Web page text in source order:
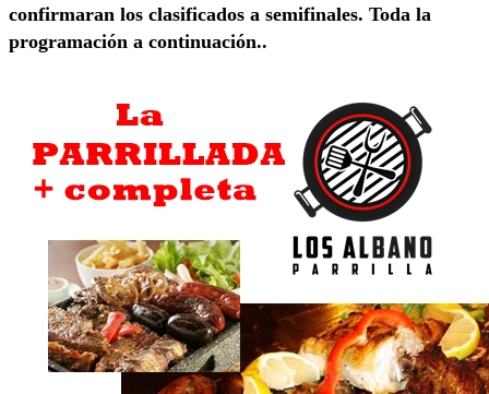
confirmaran los clasificados a semifinales. Toda la
programación a continuación..